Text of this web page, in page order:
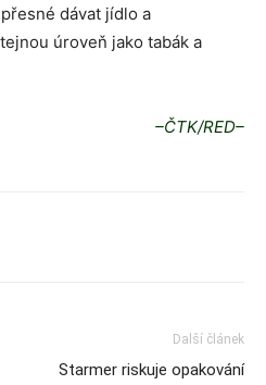
dávat jídlo a
úroveň jako tabák a
–ČTK/RED–
Další článek
Starmer riskuje opakování